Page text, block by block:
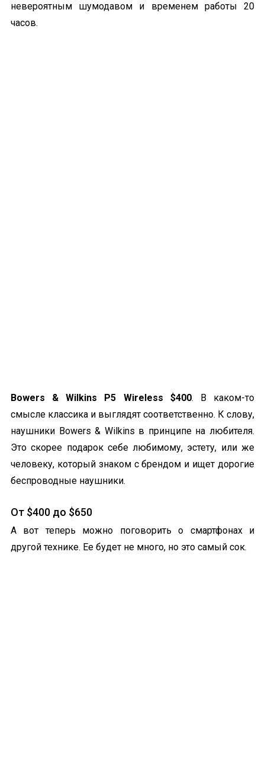
невероятным шумодавом и временем работы 20
часов.
Bowers & Wilkins P5 Wireless $400. В каком-то
смысле классика и выглядят соответственно. К слову,
наушники Bowers & Wilkins в принципе на любителя.
Это скорее подарок себе любимому, эстету, или же
человеку, который знаком с брендом и ищет дорогие
беспроводные наушники.
От $400 до $650
А вот теперь можно поговорить о смартфонах и
другой технике. Ее будет не много, но это самый сок.